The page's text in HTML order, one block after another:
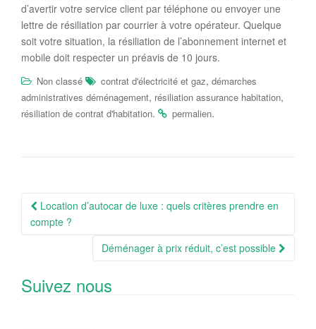
d’avertir votre service client par téléphone ou envoyer une
lettre de résiliation par courrier à votre opérateur. Quelque
soit votre situation, la résiliation de l’abonnement internet et
mobile doit respecter un préavis de 10 jours.
Non classé contrat d'électricité et gaz, démarches
administratives déménagement, résiliation assurance habitation,
résiliation de contrat d'habitation. permalien.
Navigation
Article
Location d’autocar de luxe : quels critères prendre en
compte ?
Déménager à prix réduit, c’est possible
Suivez nous